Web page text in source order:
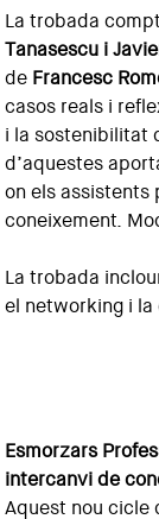
La trobada
Tanasescu i
de Francesc
casos reals i
i la sostenibilitat
d’aquestes
on els
coneixement.
La trobada
el networking i
Esmorzars
intercanvi de
Aquest nou cicle